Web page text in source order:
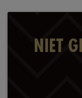
NIET